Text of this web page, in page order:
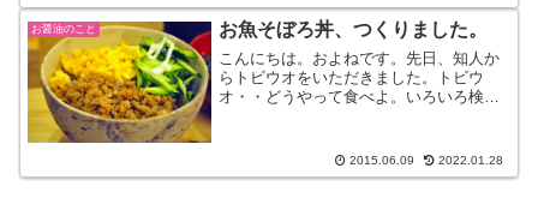
お醤油のこと お魚そぼろ丼、つくりました。
こんにちは。およねです。先日、知人か
らトビウオをいただきました。トビウ
オ・・どうやって食べよ。いろいろ検索
ました。まるごとだったので、さばいて
皮と骨を取り除いてごま油で...
2015.06.09 2022.01.28